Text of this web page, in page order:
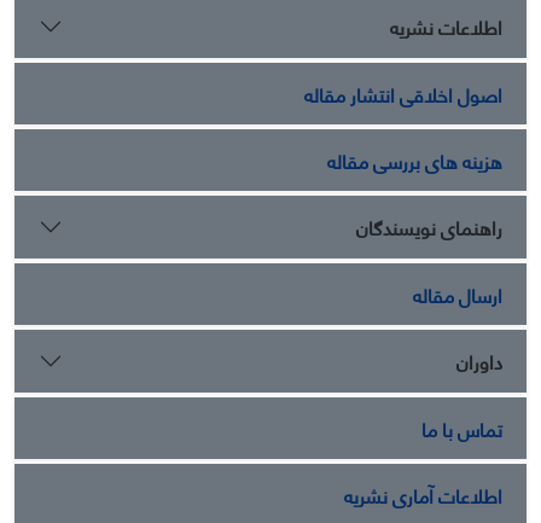
اطلاعات نشریه
اصول اخلاقی انتشار مقاله
هزینه های بررسی مقاله
راهنمای نویسندگان
ارسال مقاله
داوران
تماس با ما
اطلاعات آماری نشریه